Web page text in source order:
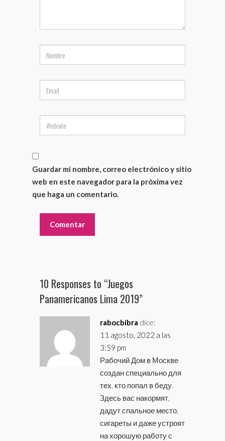
Guardar mi nombre, correo electrónico y sitio
web en este navegador para la próxima vez
que haga un comentario.
10 Responses to “Juegos
Panamericanos Lima 2019”
rabocbibra dice:
11 agosto, 2022 a las
3:59 pm
Рабочий Дом в Москве
создан специально для
тех, кто попал в беду.
Здесь вас накормят,
дадут спальное место,
сигареты и даже устроят
на хорошую работу с